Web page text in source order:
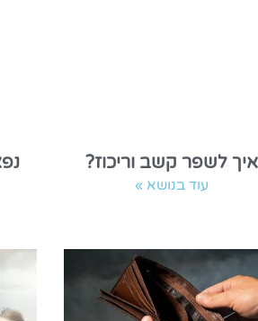
איך לשפר קשב וריכוז?
עוד בנושא »